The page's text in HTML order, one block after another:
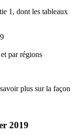
1, dont les tableaux
par régions
plus sur la façon
2019